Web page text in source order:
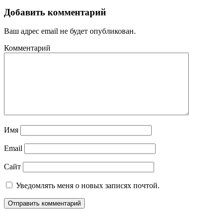
Добавить комментарий
Ваш адрес email не будет опубликован.
Комментарий
Имя
Email
Сайт
Уведомлять меня о новых записях почтой.